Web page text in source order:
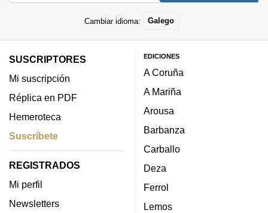
Cambiar idioma: Galego
SUSCRIPTORES
Mi suscripción
Réplica en PDF
Hemeroteca
Suscríbete
REGISTRADOS
Mi perfil
Newsletters
EDICIONES
A Coruña
A Mariña
Arousa
Barbanza
Carballo
Deza
Ferrol
Lemos